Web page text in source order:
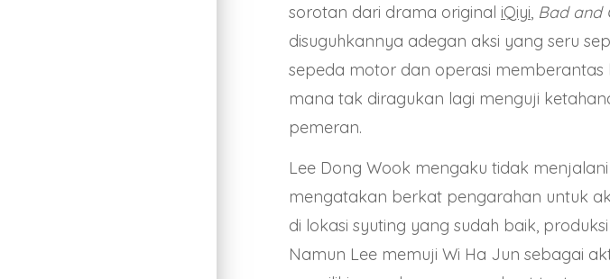
sorotan dari drama original iQiyi, Bad and
disuguhkannya adegan aksi yang seru
sepeda motor dan operasi memberantas
mana tak diragukan lagi menguji
pemeran.
Lee Dong Wook mengaku tidak
mengatakan berkat pengarahan untuk
di lokasi syuting yang sudah baik,
Namun Lee memuji Wi Ha Jun sebagai